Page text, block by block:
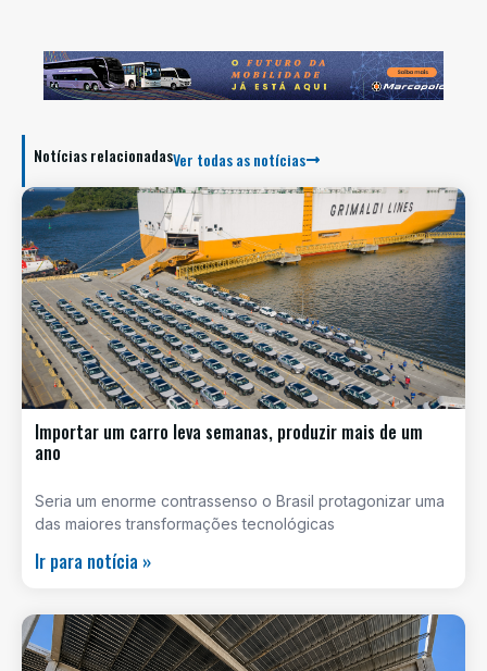
Notícias relacionadasVer todas as notícias
Importar um carro leva semanas, produzir mais de um
ano
Seria um enorme contrassenso o Brasil protagonizar uma
das maiores transformações tecnológicas
Ir para notícia »